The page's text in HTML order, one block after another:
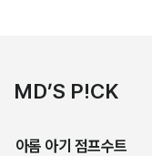
MD’S P!CK
아롬 아기 점프수트